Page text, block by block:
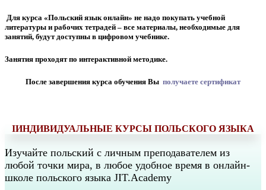
Для курса «Польский язык онлайн» не надо покупать учебной
литературы и рабочих тетрадей – все материалы, необходимые для
занятий, будут доступны в цифровом учебнике.
Занятия проходят по интерактивной методике.
После завершения курса обучения Вы получаете сертификат
ІИНДИВИДУАЛЬНЫЕ КУРСЫ ПОЛЬСКОГО ЯЗЫКА
Изучайте польский с личным преподавателем из
любой точки мира, в любое удобное время в онлайн-
школе польского языка JIT.Academy